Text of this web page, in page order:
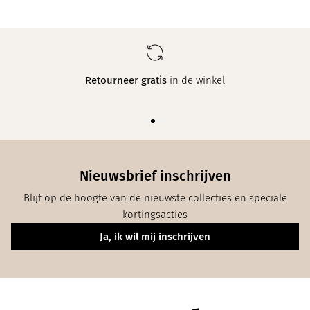
Retourneer gratis in de winkel
Nieuwsbrief inschrijven
Blijf op de hoogte van de nieuwste collecties en speciale
kortingsacties
Ja, ik wil mij inschrijven